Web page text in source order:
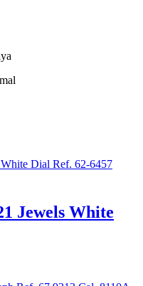
Jewels White